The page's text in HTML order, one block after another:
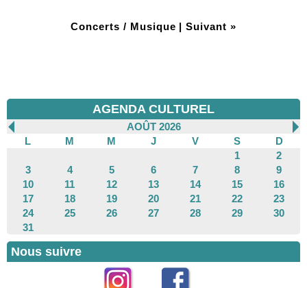
Concerts / Musique | Suivant »
AGENDA CULTUREL
AOÛT 2026
L
M M J V S
D
1
2
3
4 5 6 7 8
9
10
11 12 13 14 15
16
17
18 19 20 21 22
23
24
25 26 27 28 29
30
31
Nous suivre